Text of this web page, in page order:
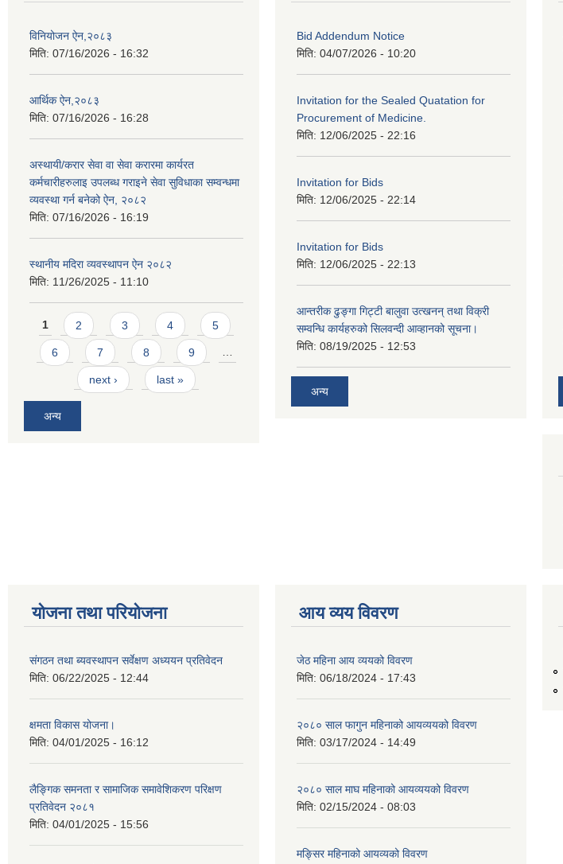
विनियोजन ऐन,२०८३
मिति: 07/16/2026 - 16:32
आर्थिक ऐन,२०८३
मिति: 07/16/2026 - 16:28
अस्थायी/करार सेवा वा सेवा करारमा कार्यरत
कर्मचारीहरुलाइ उपलब्ध गराइने सेवा सुविधाका सम्वन्धमा
व्यवस्था गर्न बनेको ऐन, २०८२
मिति: 07/16/2026 - 16:19
स्थानीय मदिरा व्यवस्थापन ऐन २०८२
मिति: 11/26/2025 - 11:10
Pages
1 2 3 4 5
6 7 8 9 …
next › last »
अन्य
Bid Addendum Notice
मिति: 04/07/2026 - 10:20
Invitation for the Sealed Quatation for
Procurement of Medicine.
मिति: 12/06/2025 - 22:16
Invitation for Bids
मिति: 12/06/2025 - 22:14
Invitation for Bids
मिति: 12/06/2025 - 22:13
आन्तरीक ढुङ्गा गिट्टी बालुवा उत्खनन् तथा विक्री
सम्वन्धि कार्यहरुको सिलवन्दी आव्हानको सूचना।
मिति: 08/19/2025 - 12:53
अन्य
योजना तथा परियोजना
संगठन तथा ब्यवस्थापन सर्वेक्षण अध्ययन प्रतिवेदन
मिति: 06/22/2025 - 12:44
क्षमता विकास योजना।
मिति: 04/01/2025 - 16:12
लैङ्गिक समनता र सामाजिक समावेशिकरण परिक्षण
प्रतिवेदन २०८१
मिति: 04/01/2025 - 15:56
आय व्यय विवरण
जेठ महिना आय व्ययको विवरण
मिति: 06/18/2024 - 17:43
२०८० साल फागुन महिनाको आयव्ययको विवरण
मिति: 03/17/2024 - 14:49
२०८० साल माघ महिनाको आयव्ययको विवरण
मिति: 02/15/2024 - 08:03
मङ्सिर महिनाको आयव्यको विवरण